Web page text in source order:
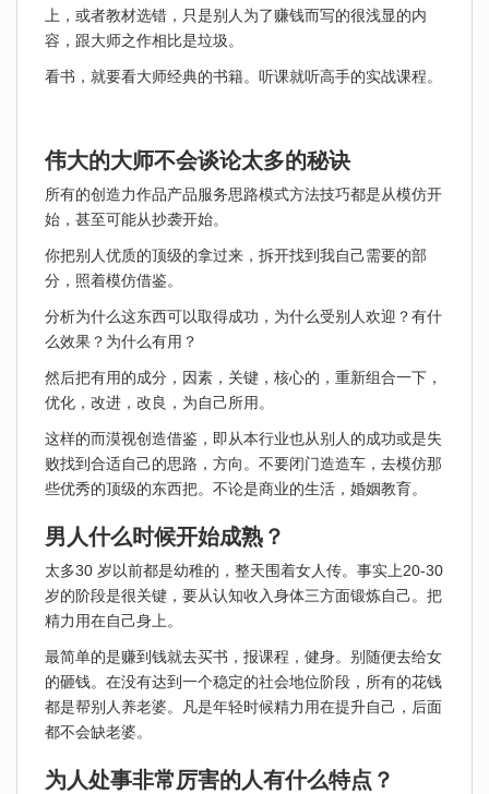
上，或者教材选错，只是别人为了赚钱而写的很浅显的内
容，跟大师之作相比是垃圾。
看书，就要看大师经典的书籍。听课就听高手的实战课程。
伟大的大师不会谈论太多的秘诀
所有的创造力作品产品服务思路模式方法技巧都是从模仿开
始，甚至可能从抄袭开始。
你把别人优质的顶级的拿过来，拆开找到我自己需要的部
分，照着模仿借鉴。
分析为什么这东西可以取得成功，为什么受别人欢迎？有什
么效果？为什么有用？
然后把有用的成分，因素，关键，核心的，重新组合一下，
优化，改进，改良，为自己所用。
这样的而漠视创造借鉴，即从本行业也从别人的成功或是失
败找到合适自己的思路，方向。不要闭门造造车，去模仿那
些优秀的顶级的东西把。不论是商业的生活，婚姻教育。
男人什么时候开始成熟？
太多30 岁以前都是幼稚的，整天围着女人传。事实上20-30
岁的阶段是很关键，要从认知收入身体三方面锻炼自己。把
精力用在自己身上。
最简单的是赚到钱就去买书，报课程，健身。别随便去给女
的砸钱。在没有达到一个稳定的社会地位阶段，所有的花钱
都是帮别人养老婆。凡是年轻时候精力用在提升自己，后面
都不会缺老婆。
为人处事非常厉害的人有什么特点？